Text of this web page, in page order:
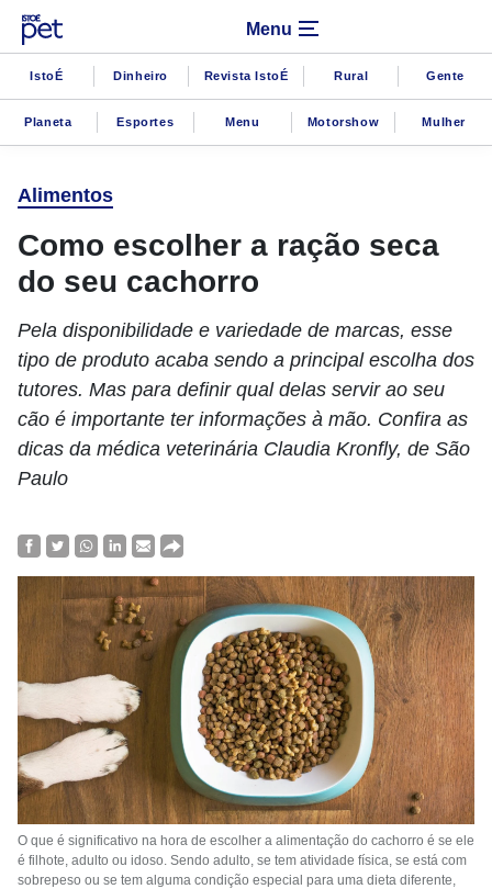
Menu
IstoÉ Dinheiro Revista IstoÉ Rural Gente
Planeta Esportes Menu Motorshow Mulher
Alimentos
Como escolher a ração seca
do seu cachorro
Pela disponibilidade e variedade de marcas, esse
tipo de produto acaba sendo a principal escolha dos
tutores. Mas para definir qual delas servir ao seu
cão é importante ter informações à mão. Confira as
dicas da médica veterinária Claudia Kronfly, de São
Paulo
O que é significativo na hora de escolher a alimentação do cachorro é se ele
é filhote, adulto ou idoso. Sendo adulto, se tem atividade física, se está com
sobrepeso ou se tem alguma condição especial para uma dieta diferente,